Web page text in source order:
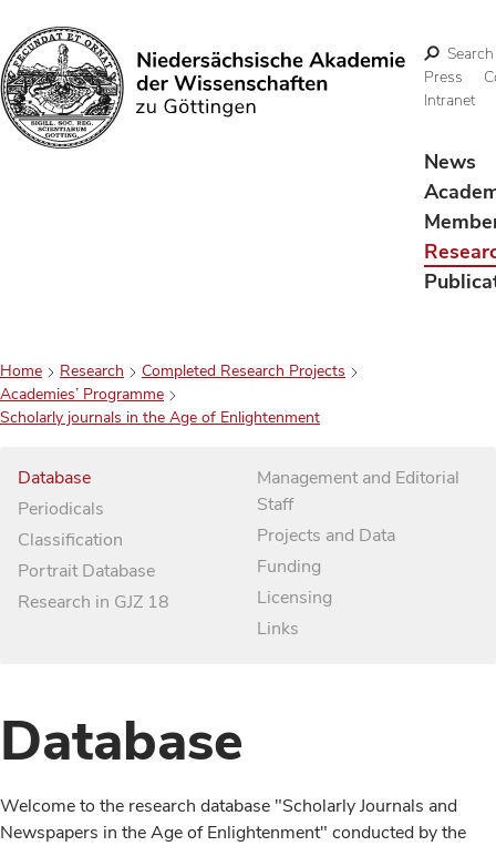
Search
Search
Press
Intranet
News
Home Research
Completed Research Projects
Academies’ Programme
Scholarly journals in the Age of Enlightenment
Database
Periodicals
Classification
Portrait Database
Research in GJZ 18
Management and Editorial
Staff
Projects and Data
Funding
Licensing
Links
Database
Welcome to the research database "Scholarly Journals and
Newspapers in the Age of Enlightenment" conducted by the